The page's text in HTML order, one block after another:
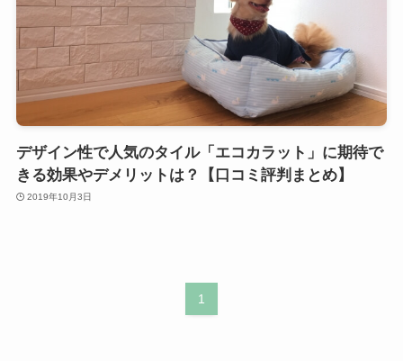
デザイン性で人気のタイル「エコカラット」に期待で
きる効果やデメリットは？【口コミ評判まとめ】
2019年10月3日
1